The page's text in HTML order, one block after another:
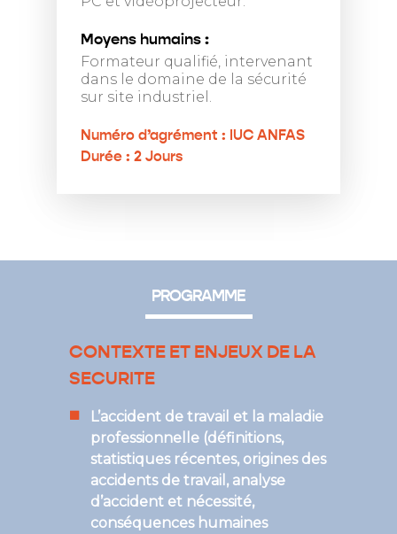
Moyens humains :
Formateur qualifié, intervenant
dans le domaine de la sécurité
sur site industriel.
Numéro d’agrément : IUC ANFAS
Durée : 2 Jours
PROGRAMME
CONTEXTE ET ENJEUX DE LA
SECURITE
L’accident de travail et la maladie
professionnelle (définitions,
statistiques récentes, origines des
accidents de travail, analyse
d’accident et nécessité,
conséquences humaines